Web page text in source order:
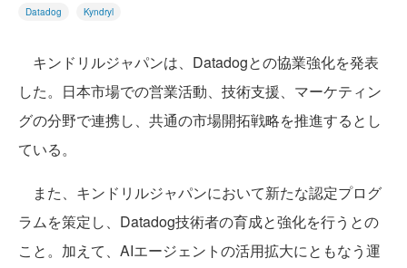
Datadog Kyndryl
キンドリルジャパンは、Datadogとの協業強化を発表
した。日本市場での営業活動、技術支援、マーケティン
グの分野で連携し、共通の市場開拓戦略を推進するとし
ている。
また、キンドリルジャパンにおいて新たな認定プログ
ラムを策定し、Datadog技術者の育成と強化を行うとの
こと。加えて、AIエージェントの活用拡大にともなう運